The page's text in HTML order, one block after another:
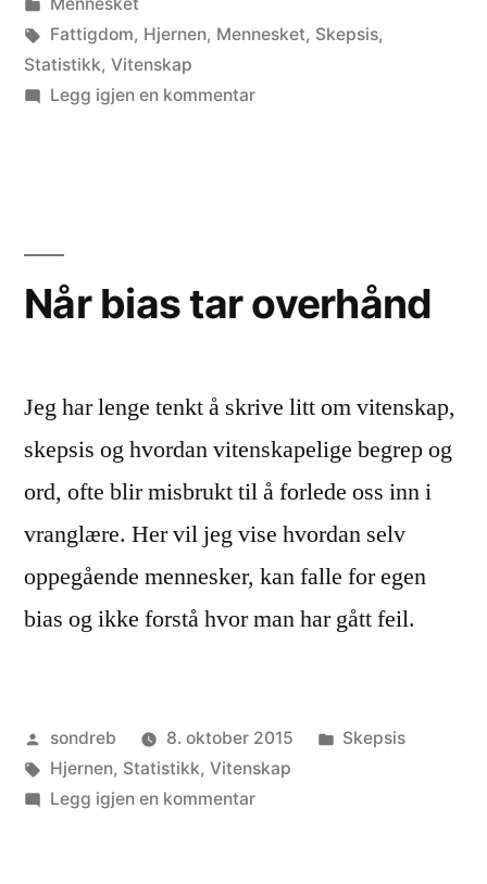
iStikkord:
Fattigdom, Hjernen, Mennesket, Skepsis,
Statistikk, Vitenskap
Legg igjen en kommentartil
Når bias tar overhånd
Jeg har lenge tenkt å skrive litt om vitenskap,
skepsis og hvordan vitenskapelige begrep og
ord, ofte blir misbrukt til å forlede oss inn i
vranglære. Her vil jeg vise hvordan selv
oppegående mennesker, kan falle for egen
bias og ikke forstå hvor man har gått feil.
Publisert
av
sondreb 8. oktober 2015
Publisert
Skepsis
Stikkord:
Hjernen, Statistikk, Vitenskap
Legg igjen en kommentartil